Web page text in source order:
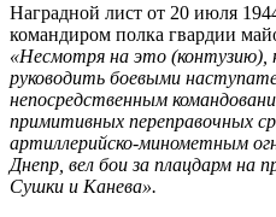
Наградной лист от 20 июля
командиром полка гвардии
«Несмотря на это (контузию),
руководить боевыми
непосредственным
примитивных переправочных
артиллерийско-минометным
Днепр, вел бои за плацдарм на
Сушки и Канева».